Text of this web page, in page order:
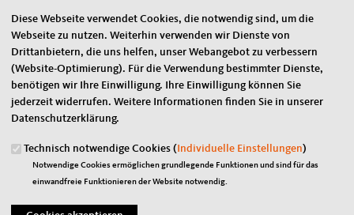
24.11.2022
Vorrang für Qualifizierung und
Weiterbildung
Der Arbeitnehmerflügel der CDU begrüßt die
Einigung beim Bürgergeld.
Diese Webseite verwendet Cookies, die notwendig sind, um die
Webseite zu nutzen. Weiterhin verwenden wir Dienste von
Drittanbietern, die uns helfen, unser Webangebot zu verbessern
(Website-Optimierung). Für die Verwendung bestimmter Dienste,
benötigen wir Ihre Einwilligung. Ihre Einwilligung können Sie
jederzeit widerrufen. Weitere Informationen finden Sie in unserer
Datenschutzerklärung.
Technisch notwendige Cookies ( Individuelle Einstellungen)
Notwendige Cookies ermöglichen grundlegende Funktionen und sind für das
einwandfreie Funktionieren der Website notwendig.